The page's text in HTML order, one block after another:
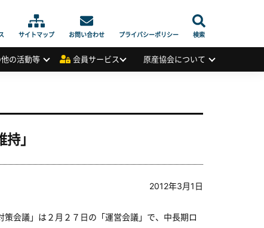
サイトマップ お問い合わせ プライバシーポリシー 検索
の活動等 会員サービス 原産協会について
」
2012年3月1日
会議」は２月２７日の「運営会議」で、中長期ロ